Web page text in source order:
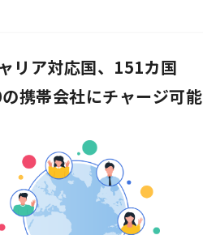
リア対応国、151カ国
携帯会社にチャージ可能